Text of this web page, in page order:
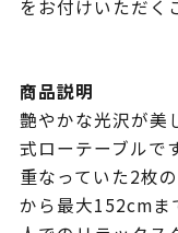
をお付けいただく
商品説明
艶やかな光沢が美
式ローテーブルで
重なっていた2枚
から最大152cmま